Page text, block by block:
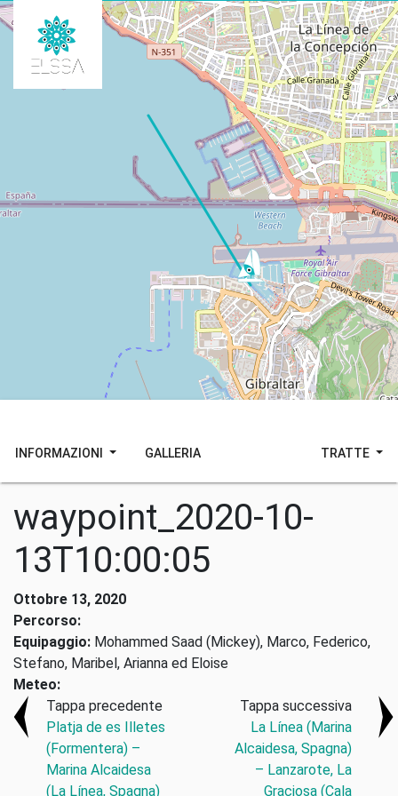
INFORMAZIONI GALLERIA TRATTE
waypoint_2020-10-
13T10:00:05
Ottobre 13, 2020
Percorso:
Equipaggio: Mohammed Saad (Mickey), Marco, Federico,
Stefano, Maribel, Arianna ed Eloise
Meteo:
Tappa precedente
Platja de es Illetes
(Formentera) –
Marina Alcaidesa
(La Línea, Spagna)
Tappa successiva
La Línea (Marina
Alcaidesa, Spagna)
– Lanzarote, La
Graciosa (Cala